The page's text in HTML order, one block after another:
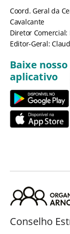
Coord. Geral da
Cavalcante
Diretor Comercial:
Editor-Geral:
Baixe nosso
aplicativo
Conselho